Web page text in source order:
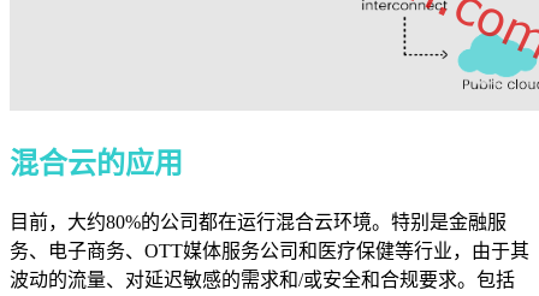
混合云的应用
目前，大约80%的公司都在运行混合云环境。特别是金融服
务、电子商务、OTT媒体服务公司和医疗保健等行业，由于其
波动的流量、对延迟敏感的需求和/或安全和合规要求。 包括